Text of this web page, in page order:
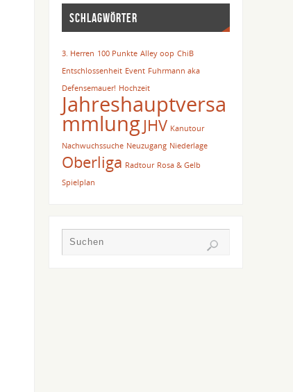
SCHLAGWÖRTER
3. Herren 100 Punkte Alley oop ChiB
Entschlossenheit Event Fuhrmann aka
Defensemauer! Hochzeit
Jahreshauptversa
mmlung JHV Kanutour
Nachwuchssuche Neuzugang Niederlage
Oberliga Radtour Rosa & Gelb
Spielplan